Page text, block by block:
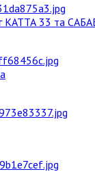
33 та